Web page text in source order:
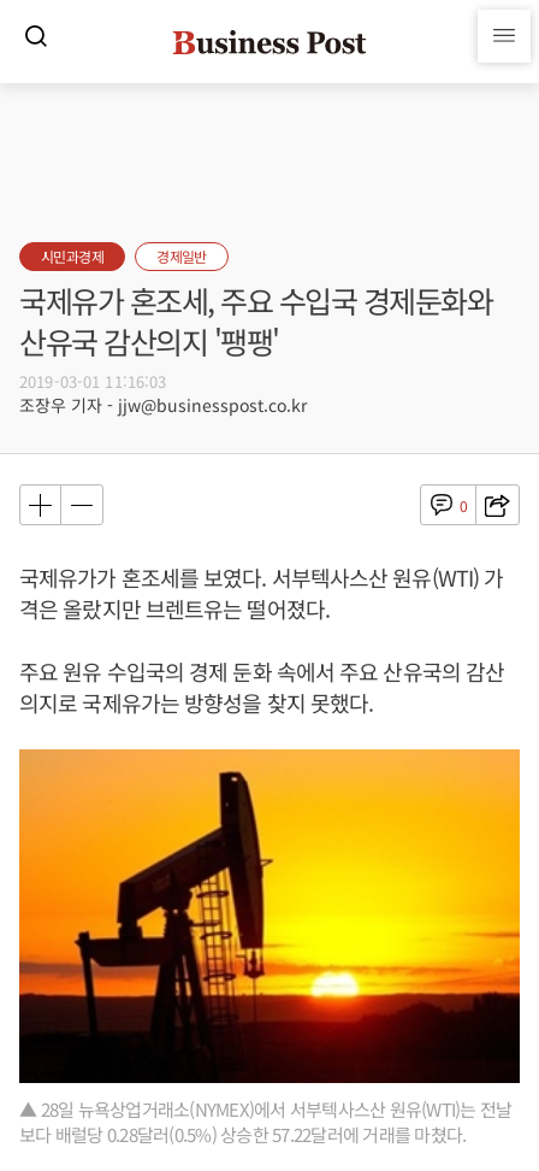
시민과경제 경제일반
국제유가 혼조세, 주요 수입국 경제둔화와
산유국 감산의지 '팽팽'
2019-03-01 11:16:03
조장우 기자 - jjw@businesspost.co.kr
0
국제유가가 혼조세를 보였다. 서부텍사스산 원유(WTI) 가
격은 올랐지만 브렌트유는 떨어졌다.
주요 원유 수입국의 경제 둔화 속에서 주요 산유국의 감산
의지로 국제유가는 방향성을 찾지 못했다.
▲ 28일 뉴욕상업거래소(NYMEX)에서 서부텍사스산 원유(WTI)는 전날
보다 배럴당 0.28달러(0.5%) 상승한 57.22달러에 거래를 마쳤다.